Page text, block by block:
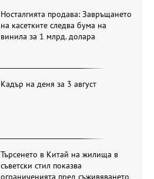
Носталгията продава: Завръщането
на касетките следва бума на
винила за 1 млрд. долара
Кадър на деня за 3 август
Търсенето в Китай на жилища в
съветски стил показва
ограниченията пред съживяването